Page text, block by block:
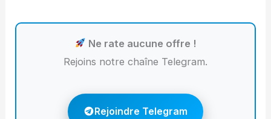
Ne rate aucune offre !
Rejoins notre chaîne Telegram.
Rejoindre Telegram